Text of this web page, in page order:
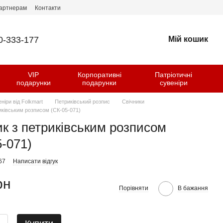
Контакти
333-177 Мій кошик
VIP
подарунки
Корпоративні
подарунки
Патріотичні
сувеніри
від Folkmart Петриківський розпис
Свічники
розписом (СК-05-071)
з петриківським розписом
071)
Написати відгук
Порівняти В бажання